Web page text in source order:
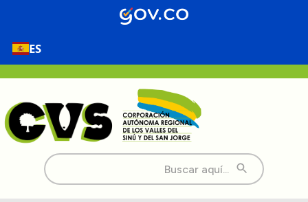
ES
Buscar: